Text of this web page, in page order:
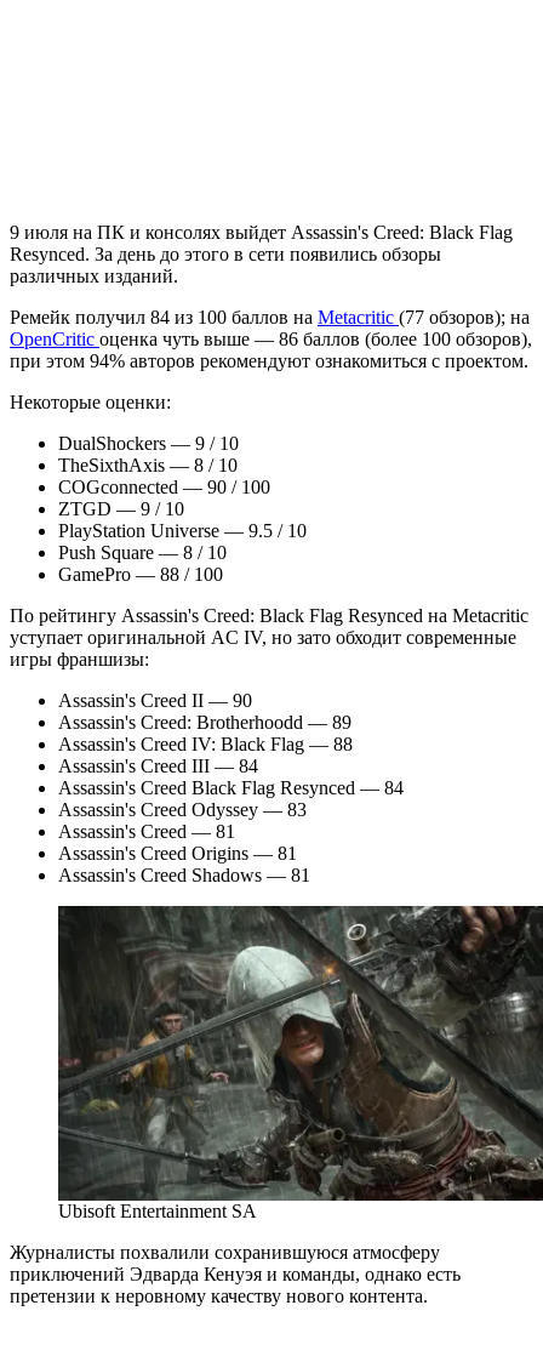
9 июля на ПК и консолях выйдет Assassin's Creed: Black Flag
Resynced. За день до этого в сети появились обзоры
различных изданий.
Ремейк получил 84 из 100 баллов на Metacritic (77 обзоров); на
OpenCritic оценка чуть выше — 86 баллов (более 100 обзоров),
при этом 94% авторов рекомендуют ознакомиться с проектом.
Некоторые оценки:
DualShockers — 9 / 10
TheSixthAxis — 8 / 10
COGconnected — 90 / 100
ZTGD — 9 / 10
PlayStation Universe — 9.5 / 10
Push Square — 8 / 10
GamePro — 88 / 100
По рейтингу Assassin's Creed: Black Flag Resynced на Metacritic
уступает оригинальной AC IV, но зато обходит современные
игры франшизы:
Assassin's Creed II — 90
Assassin's Creed: Brotherhoodd — 89
Assassin's Creed IV: Black Flag — 88
Assassin's Creed III — 84
Assassin's Creed Black Flag Resynced — 84
Assassin's Creed Odyssey — 83
Assassin's Creed — 81
Assassin's Creed Origins — 81
Assassin's Creed Shadows — 81
Ubisoft Entertainment SA
Журналисты похвалили сохранившуюся атмосферу
приключений Эдварда Кенуэя и команды, однако есть
претензии к неровному качеству нового контента.